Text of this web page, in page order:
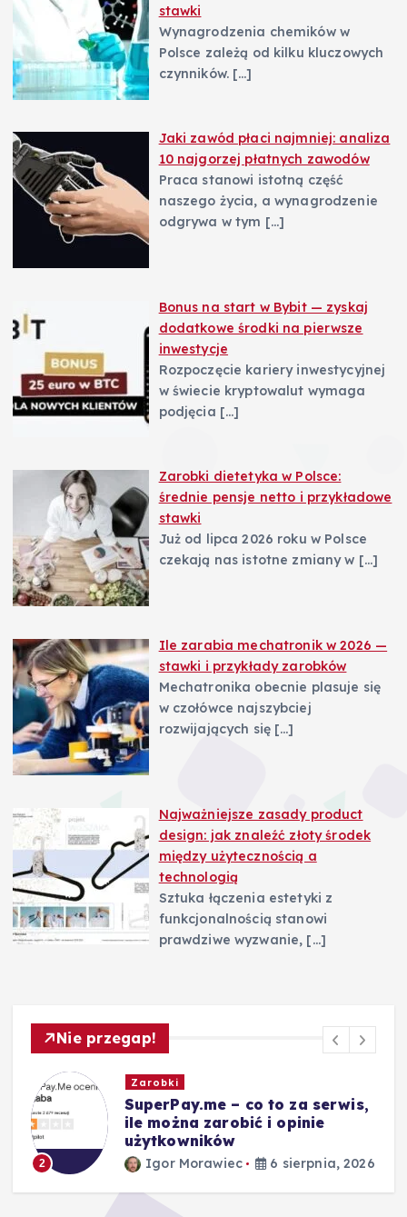
stawki
Wynagrodzenia chemików w
Polsce zależą od kilku kluczowych
czynników. […]
Jaki zawód płaci najmniej: analiza
10 najgorzej płatnych zawodów
Praca stanowi istotną część
naszego życia, a wynagrodzenie
odgrywa w tym […]
Bonus na start w Bybit — zyskaj
dodatkowe środki na pierwsze
inwestycje
Rozpoczęcie kariery inwestycyjnej
w świecie kryptowalut wymaga
podjęcia […]
Zarobki dietetyka w Polsce:
średnie pensje netto i przykładowe
stawki
Już od lipca 2026 roku w Polsce
czekają nas istotne zmiany w […]
Ile zarabia mechatronik w 2026 —
stawki i przykłady zarobków
Mechatronika obecnie plasuje się
w czołówce najszybciej
rozwijających się […]
Najważniejsze zasady product
design: jak znaleźć złoty środek
między użytecznością a
technologią
Sztuka łączenia estetyki z
funkcjonalnością stanowi
prawdziwe wyzwanie, […]
Nie przegap!
Zarobki
Ile zarabiają brygadziści:
średnie pensje i widełki
Igor Morawiec